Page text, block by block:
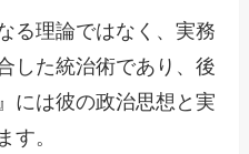
る理論ではなく、実務
した統治術であり、後
には彼の政治思想と実
す。